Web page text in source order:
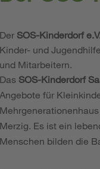
Der SOS-Kinderdorf
Kinder- und
und Mitarbeitern.
Das SOS-Kinderdorf
Angebote für
Merzig. Es ist ein
Menschen bilden die